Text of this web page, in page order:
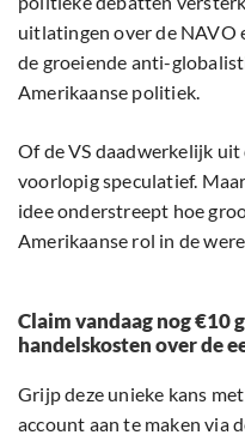
uitlatingen over de NAVO
de groeiende anti-
Amerikaanse politiek.
Of de VS daadwerkelijk
voorlopig speculatief.
idee onderstreept hoe
Amerikaanse rol in de
Claim vandaag nog €10
handelskosten over de
Grijp deze unieke kans
account aan te maken via